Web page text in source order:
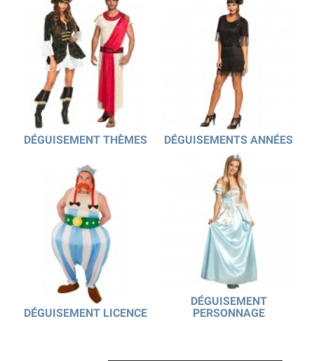
DÉGUISEMENT THÈMES DÉGUISEMENTS ANNÉES
DÉGUISEMENT LICENCE
DÉGUISEMENT
PERSONNAGE